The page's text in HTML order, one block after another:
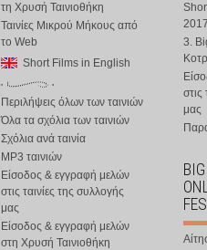
τη Χρυσή Ταινιοθήκη
Ταινίες Μικρού Μήκους από
το Web
Short Films in English
Περιλήψεις όλων των ταινιών
Όλα τα σχόλια των ταινιών
Σχόλια ανά ταινία
MP3 ταινιών
Είσοδος & εγγραφή μελών
στις ταινίες της συλλογής
μας
Είσοδος & εγγραφή μελών
στη Χρυσή Ταινιοθήκη
3.
στις
μας